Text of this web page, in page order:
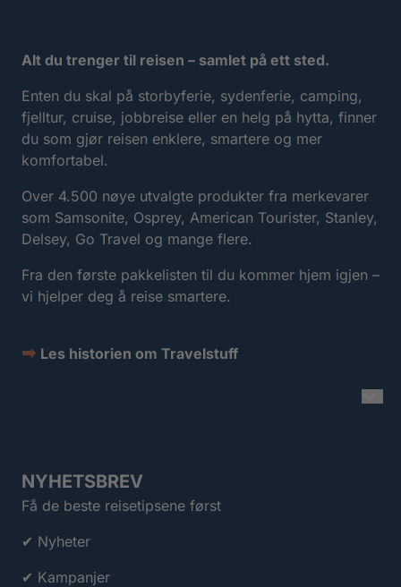
Alt du trenger til reisen – samlet på ett sted.
Enten du skal på storbyferie, sydenferie, camping,
fjelltur, cruise, jobbreise eller en helg på hytta, finner
du som gjør reisen enklere, smartere og mer
komfortabel.
Over 4.500 nøye utvalgte produkter fra merkevarer
som Samsonite, Osprey, American Tourister, Stanley,
Delsey, Go Travel og mange flere.
Fra den første pakkelisten til du kommer hjem igjen –
vi hjelper deg å reise smartere.
➡ Les historien om Travelstuff
NYHETSBREV
Få de beste reisetipsene først
✔ Nyheter
✔ Kampanjer